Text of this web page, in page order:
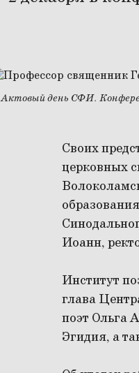
Актовый день СФИ.
Своих
церковных
Иоанн,
Институт
глава
поэт Ольга
Эгидия, а